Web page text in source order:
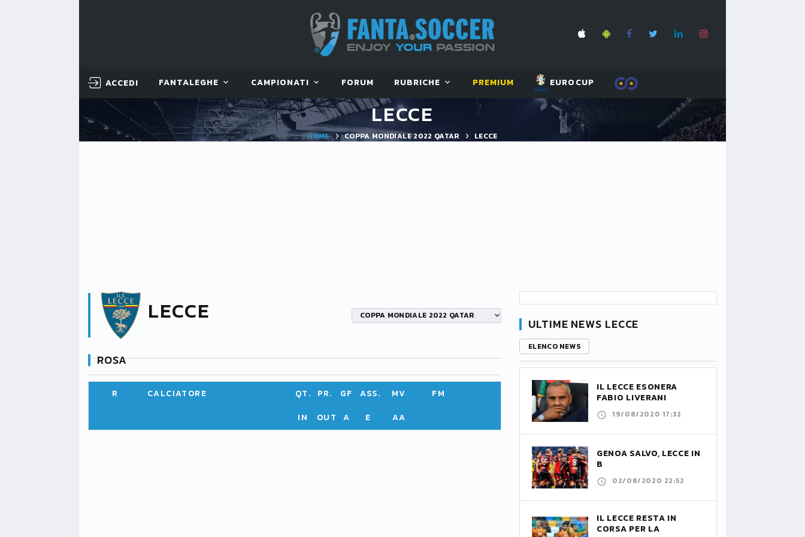
ACCEDI FANTALEGHE CAMPIONATI FORUM RUBRICHE PREMIUM EUROCUP
LECCE
HOME COPPA MONDIALE 2022 QATAR LECCE
LECCE COPPA MONDIALE 2022 QATAR
ROSA
R CALCIATORE QT. PR. GF ASS. MV
FM
IN
OUT A E AA
ULTIME NEWS LECCE
ELENCO NEWS
IL LECCE ESONERA
FABIO LIVERANI
19/08/2020 17:32
GENOA SALVO, LECCE IN
B
02/08/2020 22:52
IL LECCE RESTA IN
CORSA PER LA